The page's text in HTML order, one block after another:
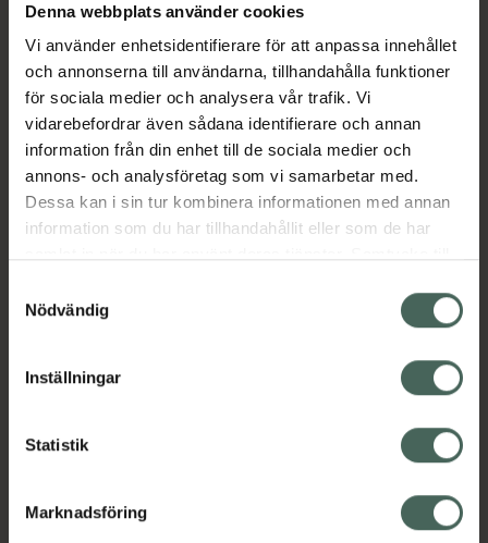
Denna webbplats använder cookies
Vi använder enhetsidentifierare för att anpassa innehållet
och annonserna till användarna, tillhandahålla funktioner
för sociala medier och analysera vår trafik. Vi
vidarebefordrar även sådana identifierare och annan
information från din enhet till de sociala medier och
annons- och analysföretag som vi samarbetar med.
Dessa kan i sin tur kombinera informationen med annan
information som du har tillhandahållit eller som de har
återkalla ditt samtycke via webbplatsens
cookieinställningar. Ett återkallat samtycke påverkar inte
lagligheten av behandling som skett innan återkallelsen.
Nödvändig
Inställningar
Statistik
Marknadsföring
Aktuella erbjudanden
Beskrivning
EAN:03760242570989
Bipacksedel från FASS Visa
Kronans Apotek finns här för dig. Du hittar oss från Skåne i
datorn. Oavsett vem du är så är det vårt uppdrag att
hjälpa just dig att må lite bättre. Välkommen att prata